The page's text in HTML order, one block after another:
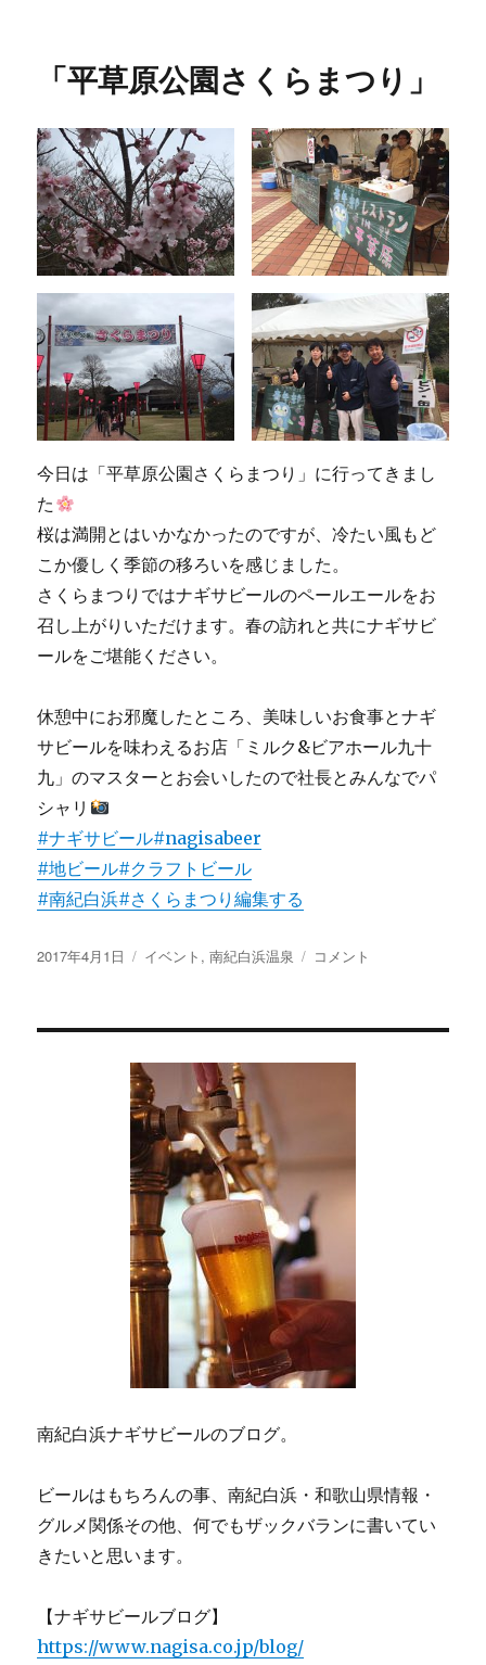
ー
ル
「ゴ
ー
ル
デ
ン
エ
ー
ル」
に
「平草原公園さくらまつり」
今日は「平草原公園さくらまつり」に行ってきまし
た
桜は満開とはいかなかったのですが、冷たい風もど
こか優しく季節の移ろいを感じました。
さくらまつりではナギサビールのペールエールをお
召し上がりいただけます。春の訪れと共にナギサビ
ールをご堪能ください。
休憩中にお邪魔したところ、美味しいお食事とナギ
サビールを味わえるお店「ミルク&ビアホール九十
九」のマスターとお会いしたので社長とみんなでパ
シャリ
#ナギサビール#nagisabeer
#地ビール#クラフトビール
#南紀白浜#さくらまつり編集する
投
2017年4月1日
カ
リ
イベント ,南紀白浜温泉
「平
公
さ
に
コメント
南紀白浜ナギサビールのブログ。
ビールはもちろんの事、南紀白浜・和歌山県情報・
グルメ関係その他、何でもザックバランに書いてい
きたいと思います。
【ナギサビールブログ】
https://www.nagisa.co.jp/blog/